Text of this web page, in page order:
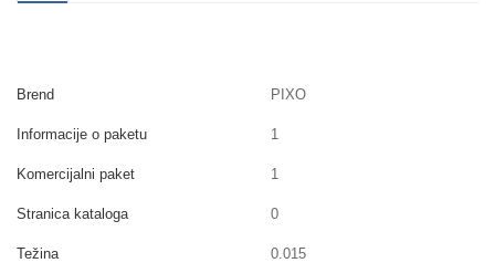
Brend PIXO
Informacije o paketu 1
Komercijalni paket 1
Stranica kataloga 0
Težina 0.015